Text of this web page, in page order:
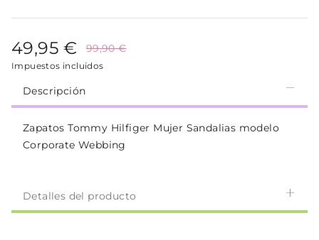
49,95 € 99,90 €
Impuestos incluidos
Descripción
Zapatos Tommy Hilfiger Mujer Sandalias modelo
Corporate Webbing
Detalles del producto